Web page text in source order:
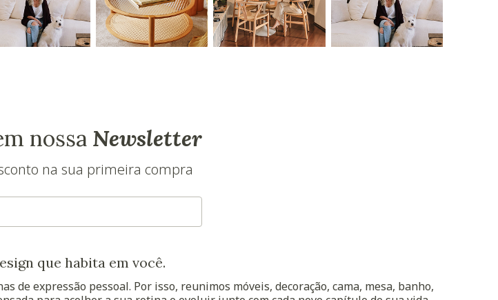
nossa Newsletter
na sua primeira compra
que habita em você.
de expressão pessoal. Por isso, reunimos móveis, decoração, cama, mesa, banho,